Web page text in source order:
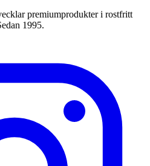
premiumprodukter i rostfritt
1995.